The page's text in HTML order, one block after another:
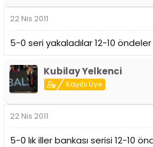
22 Nis 2011
5-0 seri yakaladılar 12-10
Kubilay Yelkenci
Kayıtlı Üye
22 Nis 2011
5-0 lık iller bankası serisi 12-10